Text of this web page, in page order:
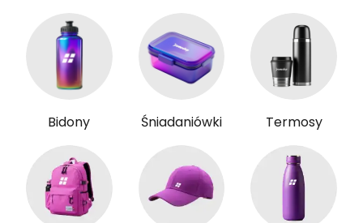
Bidony Śniadaniówki Termosy